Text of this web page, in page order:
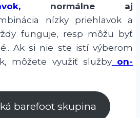
normálne aj
nízky priehlavok a
funguje, resp môžu byť
Ak si nie ste istí výberom
môžete využiť služby on-
barefoot skupina